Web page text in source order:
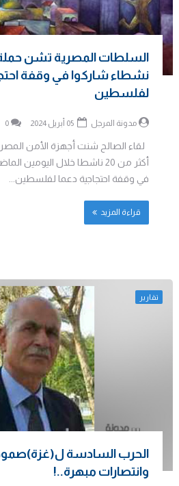
السلطات المصرية تشن
نشطاء شاركوا في وقفة
لفلسطين
مدونة المرجل 0
لقاء الصالح شنت أجهزة الأمن
أكثر من 20 ناشطا خلال
في وقفة احتجاجية دعما لفلسطين...
قراءة المزيد
تقارير
الحرب السادسة ل(غزة)صمود
وانتصارات مبهرة..!